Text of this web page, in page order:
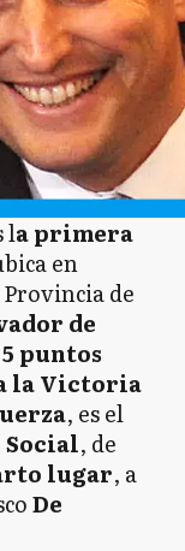
la primera
en
de
de
puntos
la Victoria
, es el
, de
lugar, a
De